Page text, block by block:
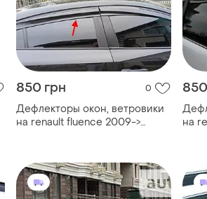
850 грн 0
Дефлекторы окон, ветровики
на renault fluence 2009->
на